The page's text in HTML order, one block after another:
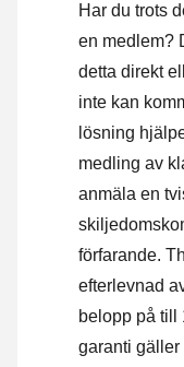
Har du trots
en medlem?
detta direkt
inte kan
lösning
medling av
anmäla en
förfarande.
efterlevnad
belopp på till
garanti gäller